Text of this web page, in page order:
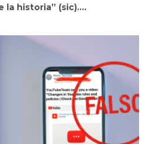
la historia” (sic).…